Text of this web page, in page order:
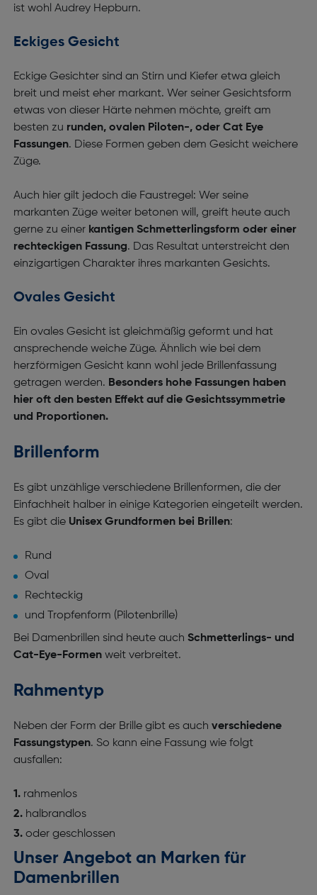
ist wohl Audrey Hepburn.
Eckiges Gesicht
Eckige Gesichter sind an Stirn und Kiefer etwa gleich
breit und meist eher markant. Wer seiner Gesichtsform
etwas von dieser Härte nehmen möchte, greift am
besten zu runden, ovalen Piloten-, oder Cat Eye
Fassungen. Diese Formen geben dem Gesicht weichere
Züge.
Auch hier gilt jedoch die Faustregel: Wer seine
markanten Züge weiter betonen will, greift heute auch
gerne zu einer kantigen Schmetterlingsform oder einer
rechteckigen Fassung. Das Resultat unterstreicht den
einzigartigen Charakter ihres markanten Gesichts.
Ovales Gesicht
Ein ovales Gesicht ist gleichmäßig geformt und hat
ansprechende weiche Züge. Ähnlich wie bei dem
herzförmigen Gesicht kann wohl jede Brillenfassung
getragen werden. Besonders hohe Fassungen haben
hier oft den besten Effekt auf die Gesichtssymmetrie
und Proportionen.
Brillenform
Es gibt unzählige verschiedene Brillenformen, die der
Einfachheit halber in einige Kategorien eingeteilt werden.
Es gibt die Unisex Grundformen bei Brillen:
Rund
Oval
Rechteckig
und Tropfenform (Pilotenbrille)
Bei Damenbrillen sind heute auch Schmetterlings- und
Cat-Eye-Formenweit verbreitet.
Rahmentyp
Neben der Form der Brille gibt es auch verschiedene
Fassungstypen. So kann eine Fassung wie folgt
ausfallen:
rahmenlos
halbrandlos
oder geschlossen
Unser Angebot an Marken für
Damenbrillen